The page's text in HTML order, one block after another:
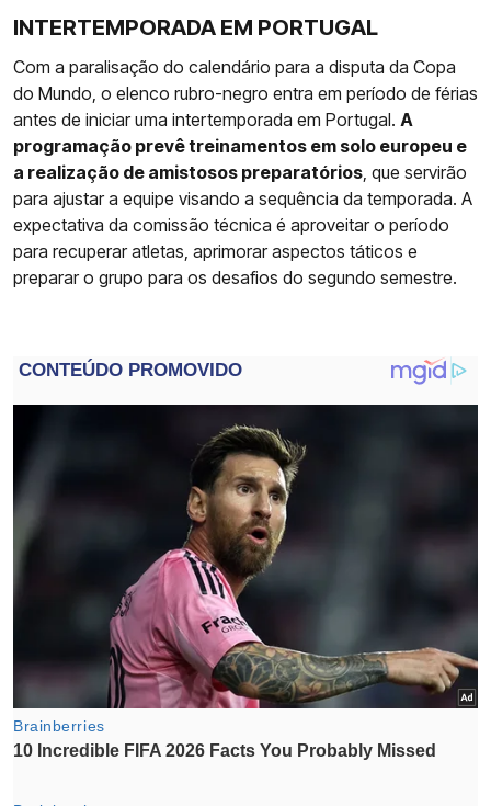
INTERTEMPORADA EM PORTUGAL
Com a paralisação do calendário para a disputa da Copa
do Mundo, o elenco rubro-negro entra em período de férias
antes de iniciar uma intertemporada em Portugal. A
programação prevê treinamentos em solo europeu e
a realização de amistosos preparatórios , que servirão
para ajustar a equipe visando a sequência da temporada. A
expectativa da comissão técnica é aproveitar o período
para recuperar atletas, aprimorar aspectos táticos e
preparar o grupo para os desafios do segundo semestre.